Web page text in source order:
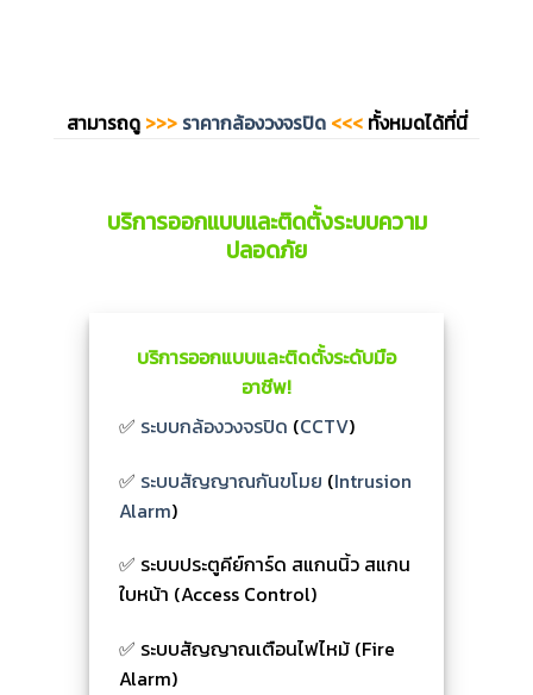
สามารถดู >>>ราคากล้องวงจรปิด <<<ทั้งหมดได้ที่นี่
บริการออกแบบและติดตั้งระบบความ
ปลอดภัย
บริการออกแบบและติดตั้งระดับมือ
อาชีพ!
✅ ระบบกล้องวงจรปิด (CCTV)
✅ ระบบสัญญาณกันขโมย (Intrusion
Alarm)
✅ ระบบประตูคีย์การ์ด สแกนนิ้ว สแกน
ใบหน้า (Access Control)
✅ ระบบสัญญาณเตือนไฟไหม้ (Fire
Alarm)